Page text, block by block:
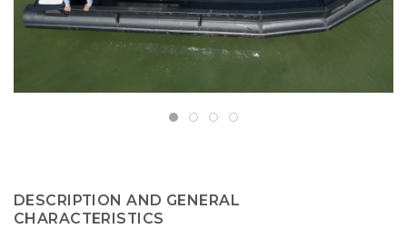
DESCRIPTION AND GENERAL
CHARACTERISTICS